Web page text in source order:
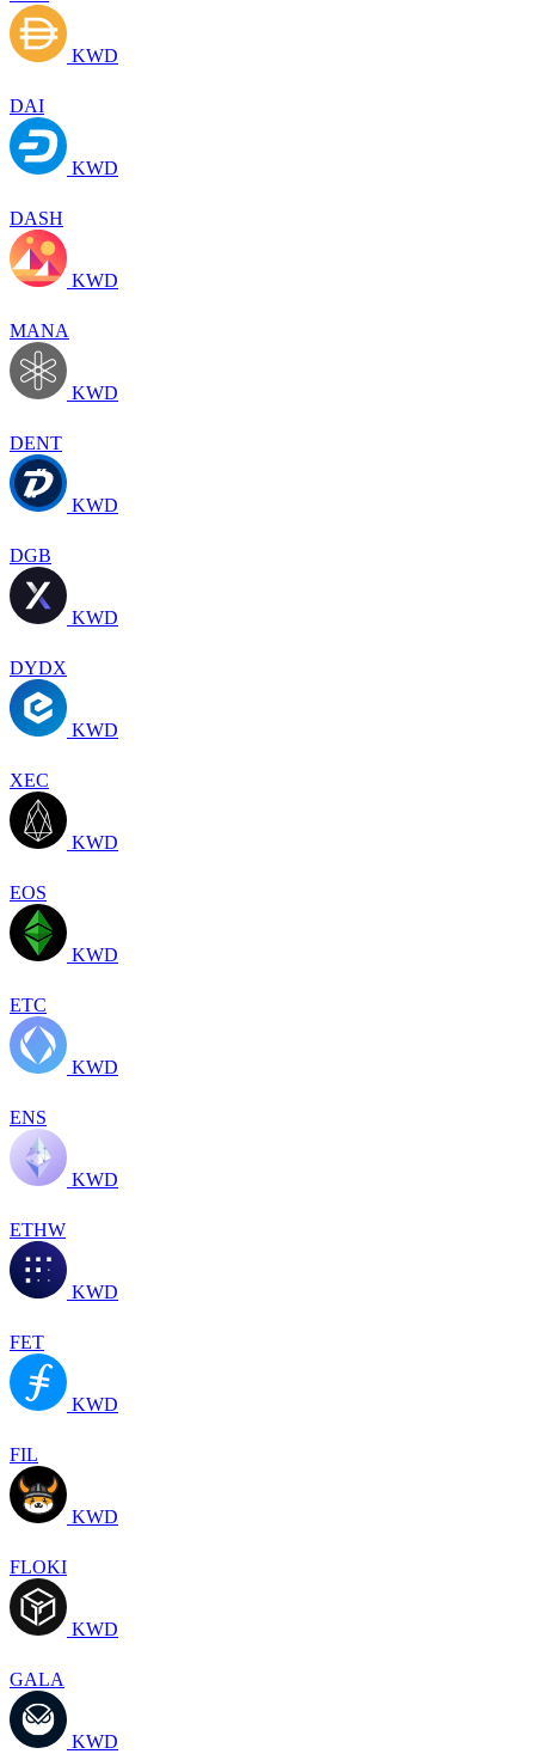
KWD
DAI
KWD
DASH
KWD
MANA
KWD
DENT
KWD
DGB
KWD
DYDX
KWD
XEC
KWD
EOS
KWD
ETC
KWD
ENS
KWD
ETHW
KWD
FET
KWD
FIL
KWD
FLOKI
KWD
GALA
KWD